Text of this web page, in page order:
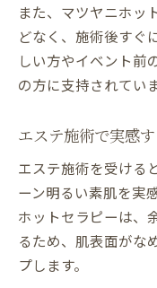
敏感肌に
ト
初めての
ト
施術後のケ
工夫
また、マツヤニホッ
どなく、施術後すぐ
しい方やイベント前
の方に支持されていま
エステ施術で実感
エステ施術を受ける
ーン明るい素肌を実
ホットセラピーは、
るため、肌表面がな
プします。